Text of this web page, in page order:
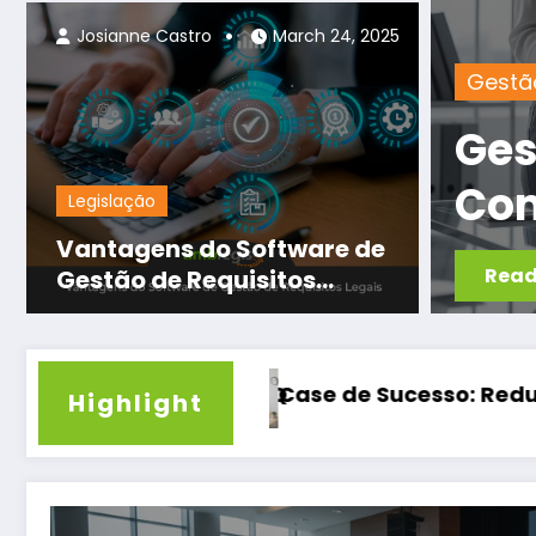
Ocupacionais
Legislação
Vantagens do Software de
Gestão de Requisitos
Legais
Josianne Castro March 24, 2025
Otimize
Reduza Custos
Os
Highlight
Regulatórias com Automação 2026
Análise Preditiva no Compliance 2026: